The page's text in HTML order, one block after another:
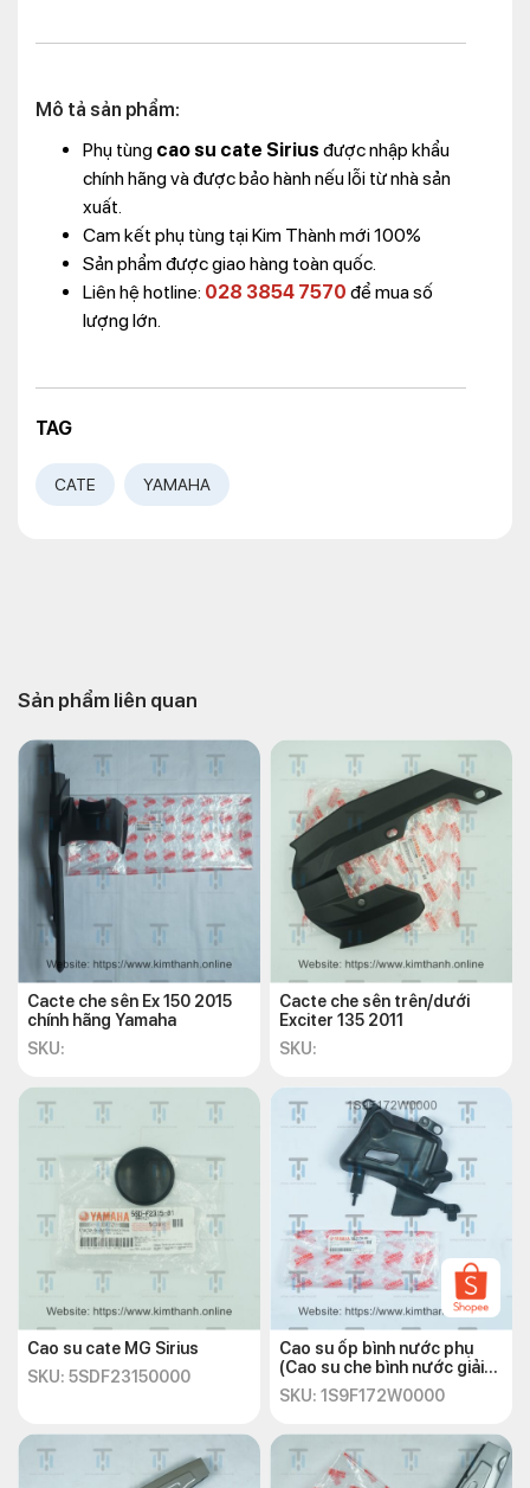
Mô tả sản phẩm:
Phụ tùng cao su cate Sirius được nhập khẩu
chính hãng và được bảo hành nếu lỗi từ nhà sản
xuất.
Cam kết phụ tùng tại Kim Thành mới 100%
Sản phẩm được giao hàng toàn quốc.
Liên hệ hotline: 028 3854 7570 để mua số
lượng lớn.
TAG
CATE YAMAHA
Sản phẩm liên quan
Cacte che sên Ex 150 2015
chính hãng Yamaha
SKU:
Cacte che sên trên/dưới
Exciter 135 2011
SKU:
Cao su cate MG Sirius
SKU: 5SDF23150000
Cao su ốp bình nước phụ
(Cao su che bình nước giải
nhiệt) Exciter 135 2010
SKU: 1S9F172W0000